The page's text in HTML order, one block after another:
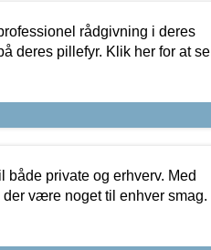
rådgivning i deres
deres pillefyr. Klik her for at se
private og erhverv. Med
være noget til enhver smag.